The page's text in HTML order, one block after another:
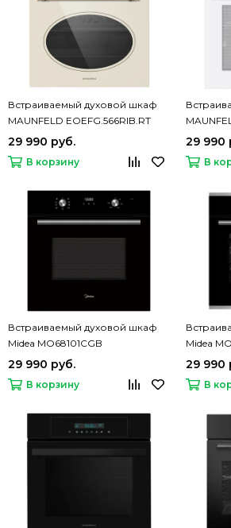
Встраиваемый духовой шкаф
MAUNFELD EOEFG.566RIB.RT
29 990 руб.
В корзину
29 990
В
Встраиваемый духовой шкаф
Midea MO68101CGB
29 990 руб.
В корзину
Midea
29 990
В